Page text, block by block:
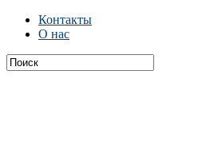
Контакты
О нас